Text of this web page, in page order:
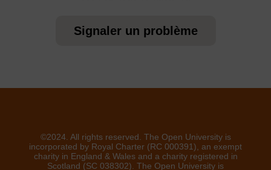
Signaler un problème
©2024. All rights reserved. The Open University is
incorporated by Royal Charter (RC 000391), an exempt
charity in England & Wales and a charity registered in
Scotland (SC 038302). The Open University is